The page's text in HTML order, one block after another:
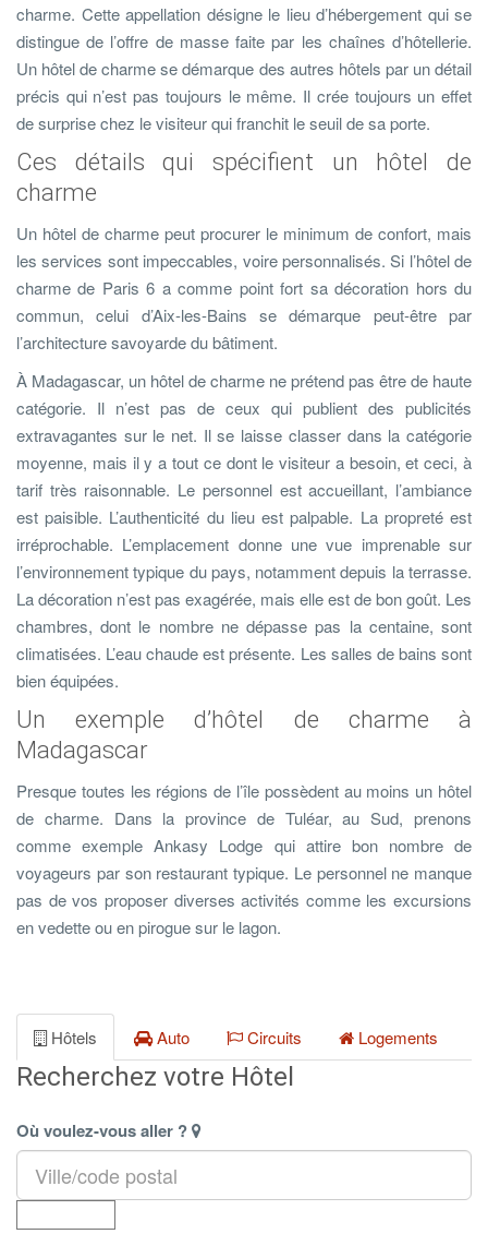
charme. Cette appellation désigne le lieu d’hébergement qui se
distingue de l’offre de masse faite par les chaînes d’hôtellerie.
Un hôtel de charme se démarque des autres hôtels par un détail
précis qui n’est pas toujours le même. Il crée toujours un effet
de surprise chez le visiteur qui franchit le seuil de sa porte.
Ces détails qui spécifient un hôtel de
charme
Un hôtel de charme peut procurer le minimum de confort, mais
les services sont impeccables, voire personnalisés. Si l’hôtel de
charme de Paris 6 a comme point fort sa décoration hors du
commun, celui d’Aix-les-Bains se démarque peut-être par
l’architecture savoyarde du bâtiment.
À Madagascar, un hôtel de charme ne prétend pas être de haute
catégorie. Il n’est pas de ceux qui publient des publicités
extravagantes sur le net. Il se laisse classer dans la catégorie
moyenne, mais il y a tout ce dont le visiteur a besoin, et ceci, à
tarif très raisonnable. Le personnel est accueillant, l’ambiance
est paisible. L’authenticité du lieu est palpable. La propreté est
irréprochable. L’emplacement donne une vue imprenable sur
l’environnement typique du pays, notamment depuis la terrasse.
La décoration n’est pas exagérée, mais elle est de bon goût. Les
chambres, dont le nombre ne dépasse pas la centaine, sont
climatisées. L’eau chaude est présente. Les salles de bains sont
bien équipées.
Un exemple d’hôtel de charme à
Madagascar
Presque toutes les régions de l’île possèdent au moins un hôtel
de charme. Dans la province de Tuléar, au Sud, prenons
comme exemple Ankasy Lodge qui attire bon nombre de
voyageurs par son restaurant typique. Le personnel ne manque
pas de vos proposer diverses activités comme les excursions
en vedette ou en pirogue sur le lagon.
Hôtels Auto Circuits Logements
Recherchez votre Hôtel
Où voulez-vous aller ?